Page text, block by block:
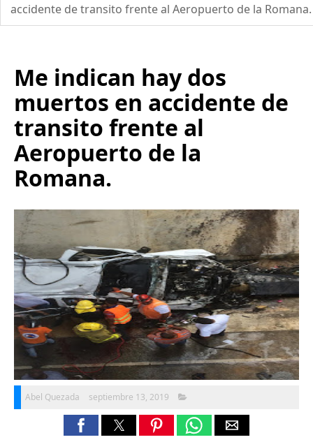
accidente de transito frente al Aeropuerto de la Romana.
Me indican hay dos
muertos en accidente de
transito frente al
Aeropuerto de la
Romana.
Abel Quezada septiembre 13, 2019